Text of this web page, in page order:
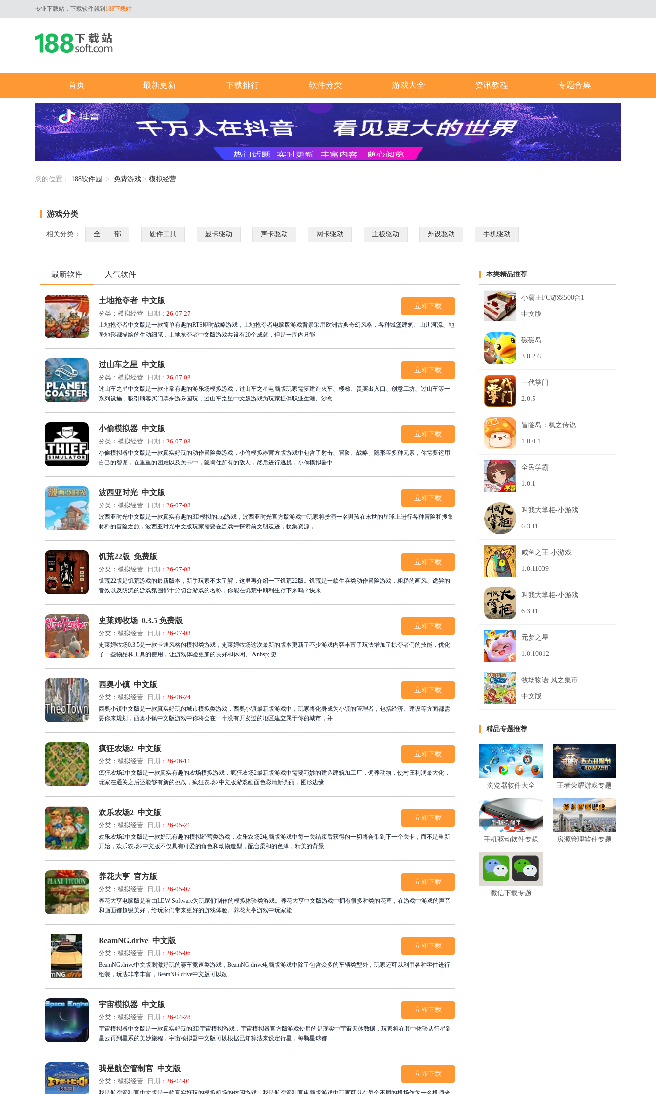
专业下载站，下载软件就到 188下载站
首页 最新更新 下载排行 软件分类 游戏大全 资讯教程 专题合集
您的位置： 188软件园 > 免费游戏 > 模拟经营
游戏分类
相关分类： 全 部 硬件工具 显卡驱动 声卡驱动 网卡驱动 主板驱动 外设驱动 手机驱动
最新软件 人气软件
土地抢夺者 中文版
分类：模拟经营 | 日期： 26-07-27
土地抢夺者中文版是一款简单有趣的RTS即时战略游戏，土地抢夺者电脑版游戏背景采用欧洲古典奇幻风格，各种城堡建筑、山川河流、地
势地形都描绘的生动细腻，土地抢夺者中文版游戏共设有20个成就，但是一周内只能
立即下载
过山车之星 中文版
分类：模拟经营 | 日期： 26-07-03
过山车之星中文版是一款非常有趣的游乐场模拟游戏，过山车之星电脑版玩家需要建造火车、楼梯、贵宾出入口、创意工坊、过山车等一
系列设施，吸引顾客买门票来游乐园玩，过山车之星中文版游戏为玩家提供职业生涯、沙盒
立即下载
小偷模拟器 中文版
分类：模拟经营 | 日期： 26-07-03
小偷模拟器中文版是一款真实好玩的动作冒险类游戏，小偷模拟器官方版游戏中包含了射击、冒险、战略、隐形等多种元素，你需要运用
自己的智谋，在重重的困难以及关卡中，隐瞒住所有的敌人，然后进行逃脱，小偷模拟器中
立即下载
波西亚时光 中文版
分类：模拟经营 | 日期： 26-07-03
波西亚时光中文版是一款真实有趣的3D模拟的rpg游戏，波西亚时光官方版游戏中玩家将扮演一名男孩在末世的星球上进行各种冒险和搜集
材料的冒险之旅，波西亚时光中文版玩家需要在游戏中探索前文明遗迹，收集资源，
立即下载
饥荒22版 免费版
分类：模拟经营 | 日期： 26-07-03
饥荒22版是饥荒游戏的最新版本，新手玩家不太了解，这里再介绍一下饥荒22版。饥荒是一款生存类动作冒险游戏，粗糙的画风、诡异的
音效以及阴沉的游戏氛围都十分切合游戏的名称，你能在饥荒中顺利生存下来吗？快来
立即下载
史莱姆牧场 0.3.5 免费版
分类：模拟经营 | 日期： 26-07-03
史莱姆牧场0.3.5是一款卡通风格的模拟类游戏，史莱姆牧场这次最新的版本更新了不少游戏内容丰富了玩法增加了掠夺者们的技能，优化
了一些物品和工具的使用，让游戏体验更加的良好和休闲。 &nbsp; 史
立即下载
西奥小镇 中文版
分类：模拟经营 | 日期： 26-06-24
西奥小镇中文版是一款真实好玩的城市模拟类游戏，西奥小镇最新版游戏中，玩家将化身成为小镇的管理者，包括经济、建设等方面都需
要你来规划，西奥小镇中文版游戏中你将会在一个没有开发过的地区建立属于你的城市，并
立即下载
疯狂农场2 中文版
分类：模拟经营 | 日期： 26-06-11
疯狂农场2中文版是一款真实有趣的农场模拟游戏，疯狂农场2最新版游戏中需要巧妙的建造建筑加工厂，饲养动物，使村庄利润最大化，
玩家在通关之后还能够有新的挑战，疯狂农场2中文版游戏画面色彩清新亮丽，图形边缘
立即下载
欢乐农场2 中文版
分类：模拟经营 | 日期： 26-05-21
欢乐农场2中文版是一款好玩有趣的模拟经营类游戏，欢乐农场2电脑版游戏中每一关结束后获得的一切将会带到下一个关卡，而不是重新
开始，欢乐农场2中文版不仅具有可爱的角色和动物造型，配合柔和的色泽，精美的背景
立即下载
养花大亨 官方版
分类：模拟经营 | 日期： 26-05-07
养花大亨电脑版是看由LDW Software为玩家们制作的模拟体验类游戏。养花大亨中文版游戏中拥有很多种类的花草，在游戏中游戏的声音
和画面都超级美好，给玩家们带来更好的游戏体验。养花大亨游戏中玩家能
立即下载
BeamNG.drive 中文版
分类：模拟经营 | 日期： 26-05-06
BeamNG.drive中文版刺激好玩的赛车竞速类游戏，BeamNG.drive电脑版游戏中除了包含众多的车辆类型外，玩家还可以利用各种零件进行
组装，玩法非常丰富，BeamNG.drive中文版可以改
立即下载
宇宙模拟器 中文版
分类：模拟经营 | 日期： 26-04-28
宇宙模拟器中文版是一款真实好玩的3D宇宙模拟游戏，宇宙模拟器官方版游戏使用的是现实中宇宙天体数据，玩家将在其中体验从行星到
星云再到星系的美妙旅程，宇宙模拟器中文版可以根据已知算法来设定行星，每颗星球都
立即下载
我是航空管制官 中文版
分类：模拟经营 | 日期： 26-04-01
我是航空管制官中文版是一款真实好玩的模拟机场的休闲游戏，我是航空管制官电脑版游戏中玩家可以在每个不同的机场作为一名机师来
立即下载
本类精品推荐
小霸王FC游戏500合1
中文版
碳碳岛
3.0.2.6
一代掌门
2.0.5
冒险岛：枫之传说
1.0.0.1
全民学霸
1.0.1
叫我大掌柜-小游戏
6.3.11
咸鱼之王-小游戏
1.0.11039
叫我大掌柜-小游戏
6.3.11
元梦之星
1.0.10012
牧场物语:风之集市
中文版
精品专题推荐
浏览器软件大全 王者荣耀游戏专题
手机驱动软件专题 房源管理软件专题
微信下载专题